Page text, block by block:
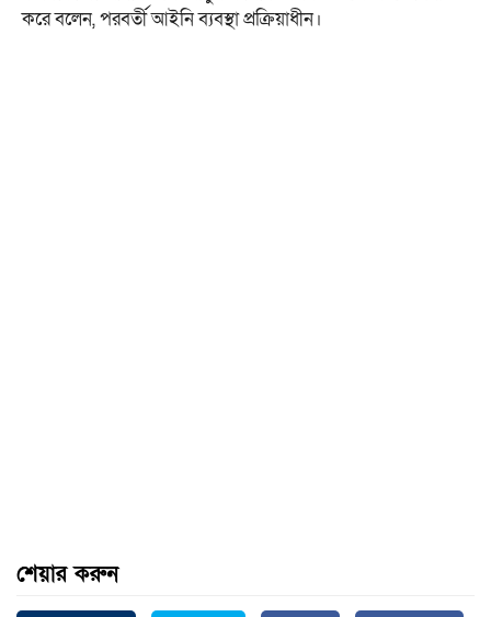
করে বলেন, পরবর্তী আইনি ব্যবস্থা প্রক্রিয়াধীন।
শেয়ার করুন